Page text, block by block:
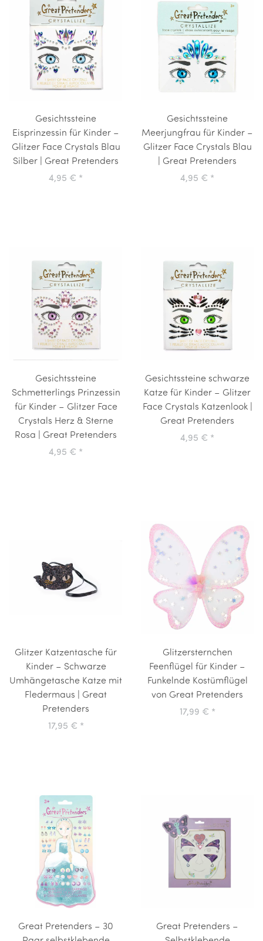
Gesichtssteine
Eisprinzessin für Kinder –
Glitzer Face Crystals Blau
Silber | Great Pretenders
4,95 € *
Gesichtssteine
Meerjungfrau für Kinder –
Glitzer Face Crystals Blau
| Great Pretenders
4,95 € *
Gesichtssteine
Schmetterlings Prinzessin
für Kinder – Glitzer Face
Crystals Herz & Sterne
Rosa | Great Pretenders
4,95 € *
Gesichtssteine schwarze
Katze für Kinder – Glitzer
Face Crystals Katzenlook |
Great Pretenders
4,95 € *
Glitzer Katzentasche für
Kinder – Schwarze
Umhängetasche Katze mit
Fledermaus | Great
Pretenders
17,95 € *
Glitzersternchen
Feenflügel für Kinder –
Funkelnde Kostümflügel
von Great Pretenders
17,99 € *
Great Pretenders – 30
Great Pretenders –